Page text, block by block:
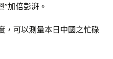
”加倍彭湃。
，可以測量本日中國之忙碌